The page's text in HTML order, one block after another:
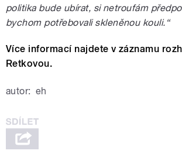
politika bude ubírat, si netroufám
bychom potřebovali skleněnou kouli.“
Více informací najdete v záznamu
Retkovou.
autor: eh